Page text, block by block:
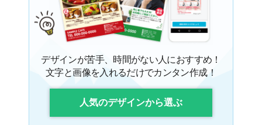
デザインが苦手、時間がない人におすすめ！
文字と画像を入れるだけでカンタン作成！
人気のデザインから選ぶ